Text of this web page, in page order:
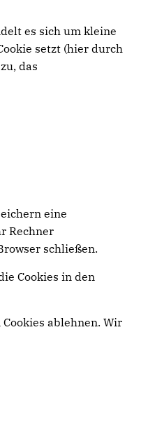
es sich um kleine
setzt (hier durch
das
eine
Rechner
schließen.
Cookies in den
ablehnen. Wir